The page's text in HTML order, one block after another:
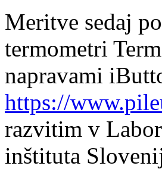
Meritve sedaj
termometri
napravami
https://
razvitim v
inštituta